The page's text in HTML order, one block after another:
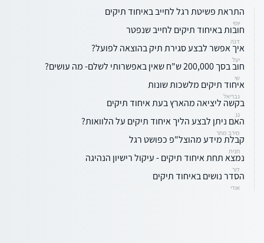
התראת פשיטת רגל לחייב באיחוד תיקים
יוסי
חובות באיחוד תיקים לחייב שנפטר
דנה
איך אפשר לבצע סגירת תיק בהוצאה לפועל?
יעל
חוב בסך 200,000 ש"ח שאין באפשרותי לשלם- מה עושים?
שי
איחוד תיקים מלשכות שונות
גבריאל
בקשה ליציאה מהארץ בעת איחוד תיקים
ננ
האם ניתן לבצע הליך איחוד תיקים על הלוואות?
מירב מחר
קבלת מידע מהוצל"פ כפושט רגל
חנית
נמצא תחת איחוד תיקים - עיקול רישיון הנהיגה
דור
הסדר נושים באיחוד תיקים
אודי